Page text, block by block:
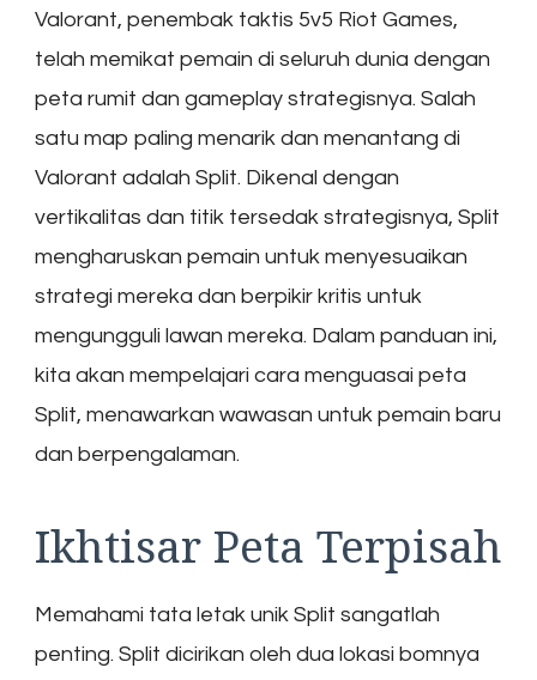
Valorant, penembak taktis 5v5 Riot Games,
telah memikat pemain di seluruh dunia dengan
peta rumit dan gameplay strategisnya. Salah
satu map paling menarik dan menantang di
Valorant adalah Split. Dikenal dengan
vertikalitas dan titik tersedak strategisnya, Split
mengharuskan pemain untuk menyesuaikan
strategi mereka dan berpikir kritis untuk
mengungguli lawan mereka. Dalam panduan ini,
kita akan mempelajari cara menguasai peta
Split, menawarkan wawasan untuk pemain baru
dan berpengalaman.
Ikhtisar Peta Terpisah
Memahami tata letak unik Split sangatlah
penting. Split dicirikan oleh dua lokasi bomnya